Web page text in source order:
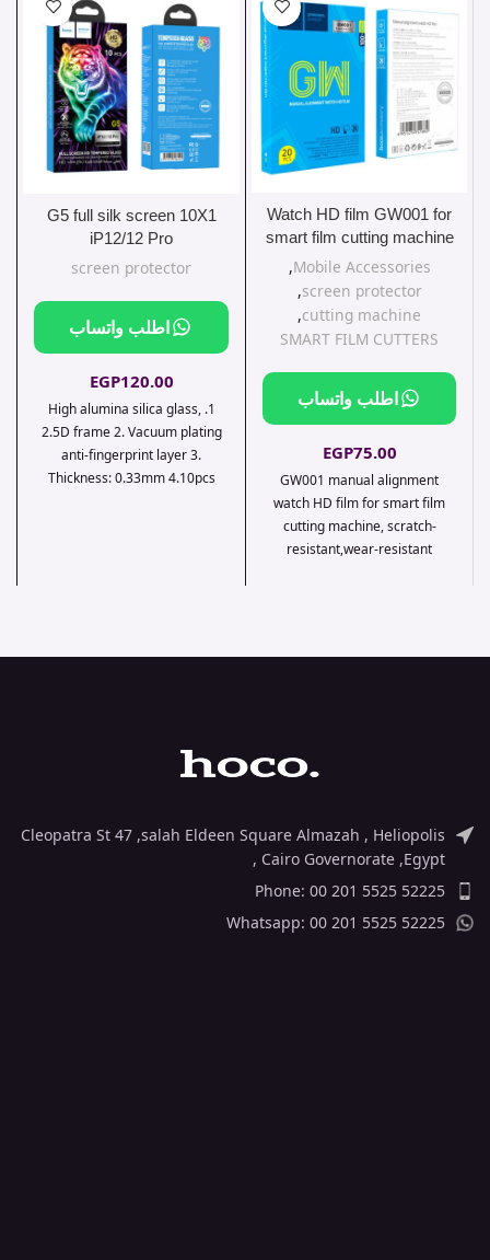
Watch HD film GW001 for
smart film cutting machine
Mobile Accessories
,
screen protector
,
cutting machine
,
SMART FILM CUTTERS
EGP75.00
اطلب واتساب
GW001 manual alignment
watch HD film for smart film
cutting machine, scratch-
resistant,wear-resistant
G5 full silk screen 10X1
iP12/12 Pro
screen protector
EGP120.00
اطلب واتساب
1. High alumina silica glass,
2.5D frame 2. Vacuum plating
anti-fingerprint layer 3.
Thickness: 0.33mm 4.10pcs
Cleopatra St 47 ,salah Eldeen Square Almazah , Heliopolis
, Cairo Governorate ,Egypt
Phone: 00 201 5525 52225
Whatsapp: 00 201 5525 52225